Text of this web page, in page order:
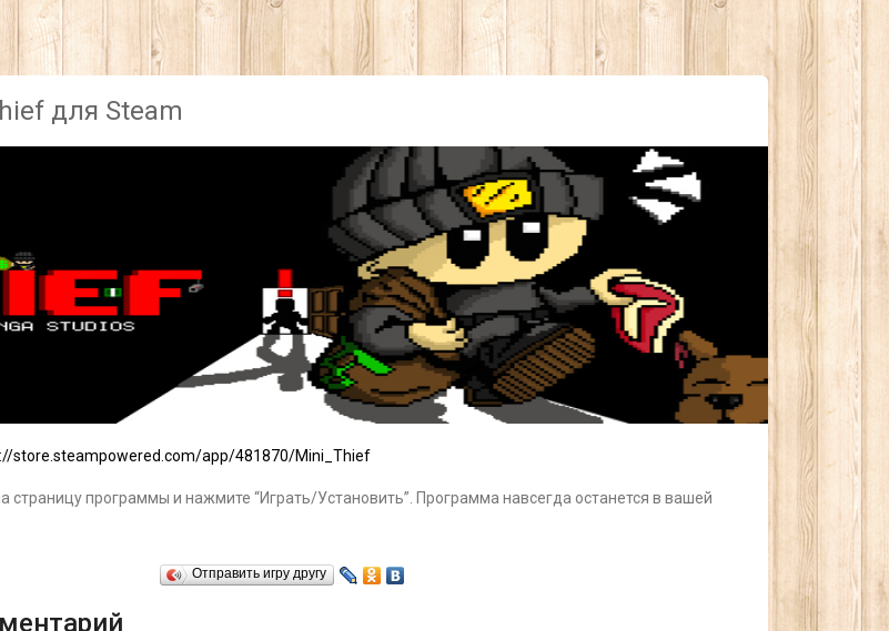
для Steam
store.steampowered.com/app/481870/Mini_Thief
страницу программы и нажмите “Играть/Установить”. Программа навсегда останется в вашей
Отправить игру другу